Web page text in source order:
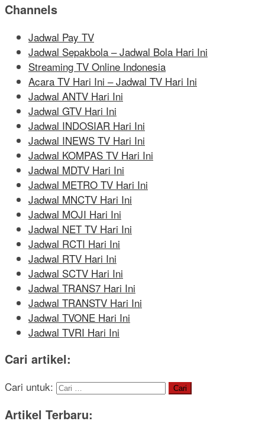
Channels
Jadwal Pay TV
Jadwal Sepakbola – Jadwal Bola Hari Ini
Streaming TV Online Indonesia
Acara TV Hari Ini – Jadwal TV Hari Ini
Jadwal ANTV Hari Ini
Jadwal GTV Hari Ini
Jadwal INDOSIAR Hari Ini
Jadwal INEWS TV Hari Ini
Jadwal KOMPAS TV Hari Ini
Jadwal MDTV Hari Ini
Jadwal METRO TV Hari Ini
Jadwal MNCTV Hari Ini
Jadwal MOJI Hari Ini
Jadwal NET TV Hari Ini
Jadwal RCTI Hari Ini
Jadwal RTV Hari Ini
Jadwal SCTV Hari Ini
Jadwal TRANS7 Hari Ini
Jadwal TRANSTV Hari Ini
Jadwal TVONE Hari Ini
Jadwal TVRI Hari Ini
Cari artikel:
Cari untuk:
Artikel Terbaru: